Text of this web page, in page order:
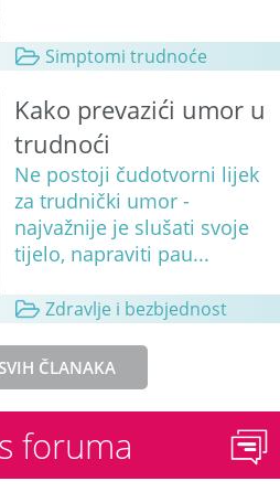
Simptomi trudnoće
Kako prevazići umor u
trudnoći
Ne postoji čudotvorni lijek
za trudnički umor -
najvažnije je slušati svoje
tijelo, napraviti pau...
Zdravlje i bezbjednost
ČLANAKA
foruma